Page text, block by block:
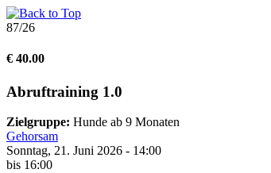
87/26
€ 40.00
Abruftraining 1.0
Zielgruppe: Hunde ab 9 Monaten
Gehorsam
Sonntag, 21. Juni 2026 - 14:00
bis 16:00